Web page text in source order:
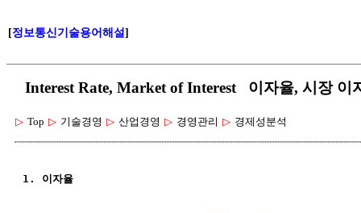
[정보통신기술용어해설]
Interest Rate, Market of Interest 이자율, 시장 이
▷ Top ▷ 기술경영 ▷ 산업경영 ▷ 경영관리 ▷ 경제성분석
1. 이자율